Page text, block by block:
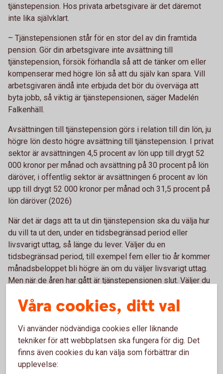
tjänstepension. Hos privata arbetsgivare är det däremot
inte lika självklart.
– Tjänstepensionen står för en stor del av din framtida
pension. Gör din arbetsgivare inte avsättning till
tjänstepension, försök förhandla så att de tänker om eller
kompenserar med högre lön så att du själv kan spara. Vill
arbetsgivaren ändå inte erbjuda det bör du överväga att
byta jobb, så viktig är tjänstepensionen, säger Madelén
Falkenhäll.
Avsättningen till tjänstepension görs i relation till din lön, ju
högre lön desto högre avsättning till tjänstepension. I privat
sektor är avsättningen 4,5 procent av lön upp till drygt 52
000 kronor per månad och avsättning på 30 procent på lön
däröver, i offentlig sektor är avsättningen 6 procent av lön
upp till drygt 52 000 kronor per månad och 31,5 procent på
lön däröver (2026)
När det är dags att ta ut din tjänstepension ska du välja hur
du vill ta ut den, under en tidsbegränsad period eller
livsvarigt uttag, så länge du lever. Väljer du en
tidsbegränsad period, till exempel fem eller tio år kommer
månadsbeloppet bli högre än om du väljer livsvarigt uttag.
Men när de åren har gått är tjänstepensionen slut. Väljer du
pengar varje månad livet ut.
Har du jobbat hos flera olika arbetsgivare som har betalat in
till tjänstepension kommer dina utbetalningar att komma
från flera olika håll.
Våra cookies, ditt val
Vi använder nödvändiga cookies eller liknande
tekniker för att webbplatsen ska fungera för dig. Det
finns även cookies du kan välja som förbättrar din
upplevelse: